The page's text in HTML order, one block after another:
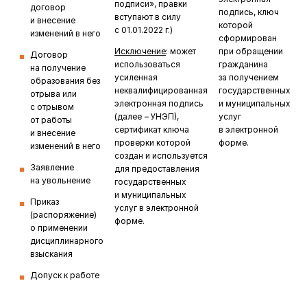
договор
и внесение
изменений в него
Договор
на получение
образования без
отрыва или
с отрывом
от работы
и внесение
изменений в него
Заявление
на увольнение
Приказ
(распоряжение)
о применении
дисциплинарного
взыскания
Допуск к работе
подписи», правки
вступают в силу
с 01.01.2022 г.)
Исключение: может
использоваться
усиленная
неквалифицированная
электронная подпись
(далее –УНЭП),
сертификат ключа
проверки которой
создан и используется
для предоставления
государственных
и муниципальных
услуг в электронной
форме.
подпись, ключ
которой
сформирован
при обращении
гражданина
за получением
государственных
и муниципальных
услуг
в электронной
форме.